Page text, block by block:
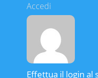
Accedi
Effettua il login al